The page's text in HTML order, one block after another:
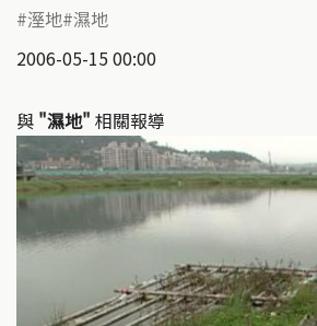
溼地 濕地
2006-05-15 00:00
與 "濕地" 相關報導